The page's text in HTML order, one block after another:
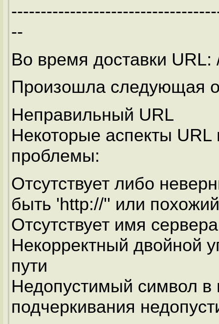
--
Во время доставки
Произошла следующая
Неправильный URL
Некоторые аспекты
проблемы:
Отсутствует либо
быть 'http://'' или
Отсутствует имя сервера
Некорректный двойной
пути
Недопустимый символ в
подчеркивания